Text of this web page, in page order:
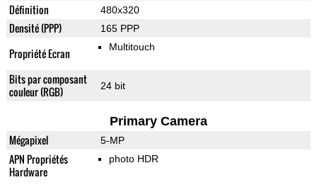
Définition 480x320
Densité (PPP) 165 PPP
Propriété Ecran Multitouch
Bits par composant
couleur (RGB)
24 bit
Primary Camera
Mégapixel 5-MP
APN Propriétés
Hardware
photo HDR